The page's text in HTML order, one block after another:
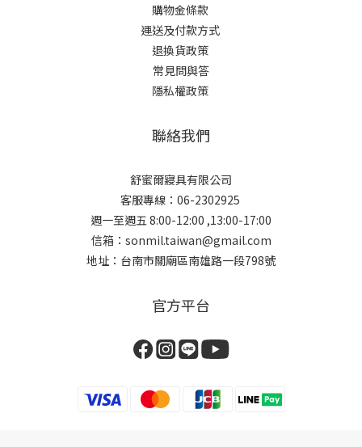
購物金條款
運送及付款方式
退換貨政策
常見問與答
隱私權政策
聯絡我們
舒蜜爾寢具有限公司
客服專線：06-2302925
週一至週五 8:00-12:00 ,13:00-17:00
信箱：sonmil.taiwan@gmail.com
地址：台南市關廟區南雄路一段798號
官方平台